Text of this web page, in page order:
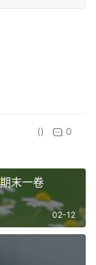
() 0
末一卷
02-12